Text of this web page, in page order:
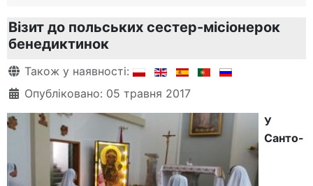
Візит до польських сестер-місіонерок
бенедиктинок
Деталі
Також у наявності:
Опубліковано: 05 травня 2017
У
Санто-